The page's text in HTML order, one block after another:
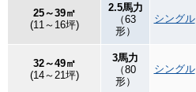
25～39㎡
(11～16坪)
2.5馬力
（63
形）
シングル
32～49㎡
(14～21坪)
3馬力
（80
形）
シングル